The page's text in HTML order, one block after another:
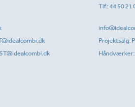
Tlf.:44 50 21
Projektsalg:
Håndværker: